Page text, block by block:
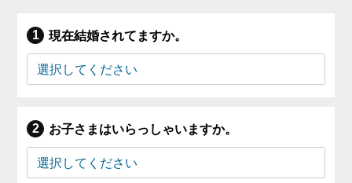
現在結婚されてますか。
お子さまはいらっしゃいますか。